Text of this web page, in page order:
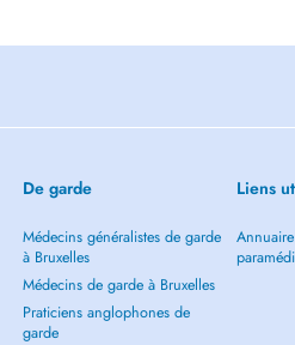
De garde
Médecins généralistes de garde
à Bruxelles
Médecins de garde à Bruxelles
Praticiens anglophones de
garde
Liens